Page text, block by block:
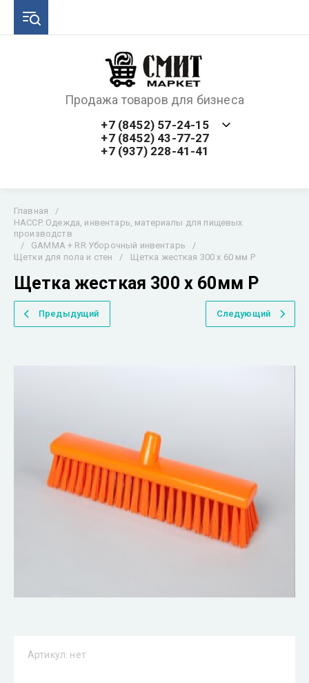
Продажа товаров для бизнеса
+7 (8452) 57-24-15
+7 (8452) 43-77-27
+7 (937) 228-41-41
Главная
/
HACCP. Одежда, инвентарь, материалы для пищевых
производств
/
GAMMA + RR Уборочный инвентарь
/
Щетки для пола и стен
/ Щетка жесткая 300 x 60 мм Р
Щетка жесткая 300 x 60мм Р
Предыдущий Следующий
Артикул: нет